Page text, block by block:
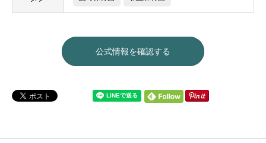
公式情報を確認する